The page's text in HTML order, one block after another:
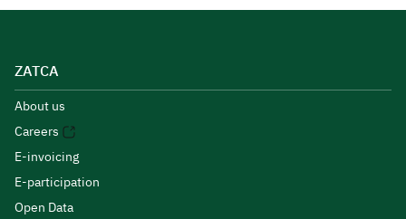
ZATCA
About us
Careers
E-invoicing
E-participation
Open Data